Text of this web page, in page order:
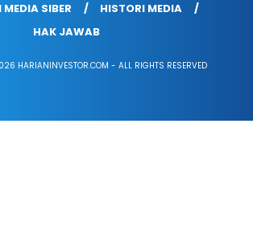
SIBER
HISTORI MEDIA
HAK JAWAB
HARIANINVESTOR.COM - ALL RIGHTS RESERVED